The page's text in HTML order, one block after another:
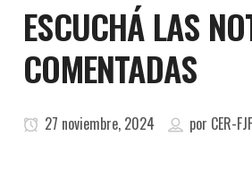
ESCUCHÁ LAS
COMENTADAS
27 noviembre, 2024 por CER-FJF